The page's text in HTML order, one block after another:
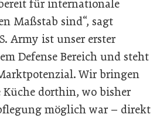
für internationale
Maßstab sind“, sagt
Army ist unser erster
Defense Bereich und steht
Wir bringen
Küche dorthin, wo bisher
möglich war – direkt